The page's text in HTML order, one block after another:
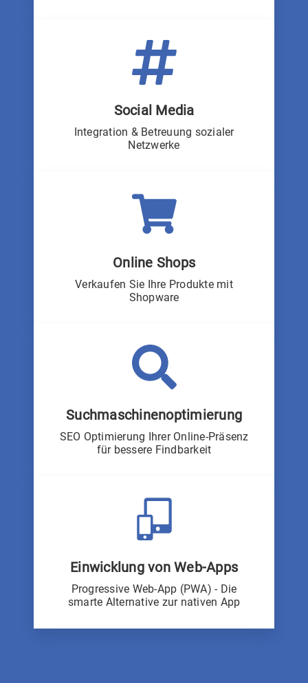
Social Media
Integration & Betreuung sozialer
Netzwerke
Online Shops
Verkaufen Sie Ihre Produkte mit
Shopware
Suchmaschinenoptimierung
SEO Optimierung Ihrer Online-Präsenz
für bessere Findbarkeit
Einwicklung von Web-Apps
Progressive Web-App (PWA) - Die
smarte Alternative zur nativen App